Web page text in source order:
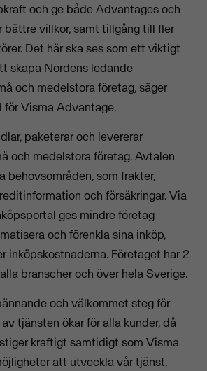
och ge både Advantages och
bättre villkor, samt tillgång till fler
Det här ska ses som ett viktigt
skapa Nordens ledande
och medelstora företag, säger
för Visma Advantage.
paketerar och levererar
och medelstora företag. Avtalen
behovsområden, som frakter,
och försäkringar. Via
ges mindre företag
och förenkla sina inköp,
inköpskostnaderna. Företaget har 2
branscher och över hela Sverige.
och välkommet steg för
tjänsten ökar för alla kunder, då
kraftigt samtidigt som Visma
att utveckla vår tjänst,